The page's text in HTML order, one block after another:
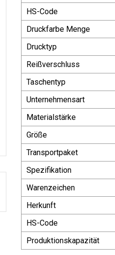
HS-Code
Druckfarbe Menge
Drucktyp
Reißverschluss
Taschentyp
Unternehmensart
Materialstärke
Größe
Transportpaket
Spezifikation
Warenzeichen
Herkunft
HS-Code
Produktionskapazität